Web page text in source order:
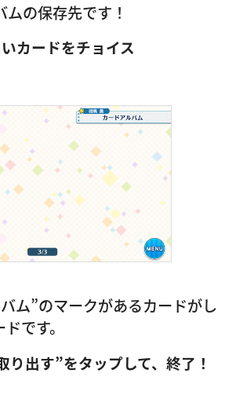
の保存先です！
カードをチョイス
ム”のマークがあるカードがし
です。
り出す”をタップして、終了！